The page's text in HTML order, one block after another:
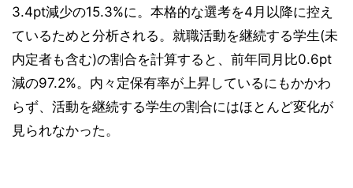
3.4pt減少の15.3%に。本格的な選考を4月以降に控え
ているためと分析される。就職活動を継続する学生(未
内定者も含む)の割合を計算すると、前年同月比0.6pt
減の97.2%。内々定保有率が上昇しているにもかかわ
らず、活動を継続する学生の割合にはほとんど変化が
見られなかった。